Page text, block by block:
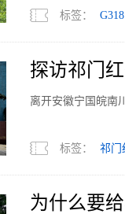
标签： G318
探访祁门
离开安徽宁国皖南
标签： 祁门
为什么要